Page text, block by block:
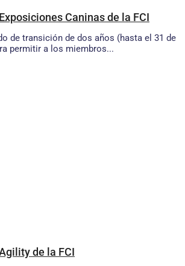
Caninas de la FCI
de transición de dos años (hasta el 31 de
permitir a los miembros...
de la FCI